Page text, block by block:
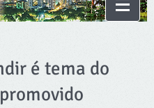
é tema do